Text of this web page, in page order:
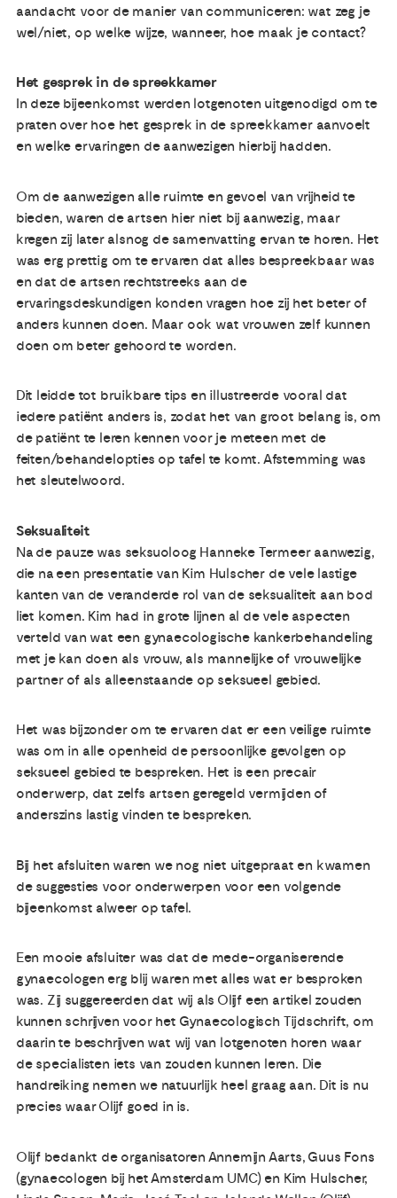
aandacht voor de manier van communiceren: wat zeg je
wel/niet, op welke wijze, wanneer, hoe maak je contact?
Het gesprek in de spreekkamer
In deze bijeenkomst werden lotgenoten uitgenodigd om te
praten over hoe het gesprek in de spreekkamer aanvoelt
en welke ervaringen de aanwezigen hierbij hadden.
Om de aanwezigen alle ruimte en gevoel van vrijheid te
bieden, waren de artsen hier niet bij aanwezig, maar
kregen zij later alsnog de samenvatting ervan te horen. Het
was erg prettig om te ervaren dat alles bespreekbaar was
en dat de artsen rechtstreeks aan de
ervaringsdeskundigen konden vragen hoe zij het beter of
anders kunnen doen. Maar ook wat vrouwen zelf kunnen
doen om beter gehoord te worden.
Dit leidde tot bruikbare tips en illustreerde vooral dat
iedere patiënt anders is, zodat het van groot belang is, om
de patiënt te leren kennen voor je meteen met de
feiten/behandelopties op tafel te komt. Afstemming was
het sleutelwoord.
Seksualiteit
Na de pauze was seksuoloog Hanneke Termeer aanwezig,
die na een presentatie van Kim Hulscher de vele lastige
kanten van de veranderde rol van de seksualiteit aan bod
liet komen. Kim had in grote lijnen al de vele aspecten
verteld van wat een gynaecologische kankerbehandeling
met je kan doen als vrouw, als mannelijke of vrouwelijke
partner of als alleenstaande op seksueel gebied.
Het was bijzonder om te ervaren dat er een veilige ruimte
was om in alle openheid de persoonlijke gevolgen op
seksueel gebied te bespreken. Het is een precair
onderwerp, dat zelfs artsen geregeld vermijden of
anderszins lastig vinden te bespreken.
Bij het afsluiten waren we nog niet uitgepraat en kwamen
de suggesties voor onderwerpen voor een volgende
bijeenkomst alweer op tafel.
Een mooie afsluiter was dat de mede-organiserende
gynaecologen erg blij waren met alles wat er besproken
was. Zij suggereerden dat wij als Olijf een artikel zouden
kunnen schrijven voor het Gynaecologisch Tijdschrift, om
daarin te beschrijven wat wij van lotgenoten horen waar
de specialisten iets van zouden kunnen leren. Die
handreiking nemen we natuurlijk heel graag aan. Dit is nu
precies waar Olijf goed in is.
Olijf bedankt de organisatoren Annemijn Aarts, Guus Fons
(gynaecologen bij het Amsterdam UMC) en Kim Hulscher,